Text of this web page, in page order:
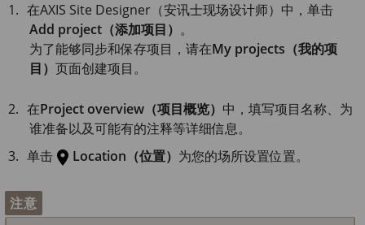
在AXIS Site Designer（安讯士现场设计师）中，单击
Add project（添加项目） 。
为了能够同步和保存项目，请在My projects（我的项
目） 页面创建项目。
在Project overview（项目概览） 中，填写项目名称、为
谁准备以及可能有的注释等详细信息。
单击
Location（位置） 为您的场所设置位置。
注意